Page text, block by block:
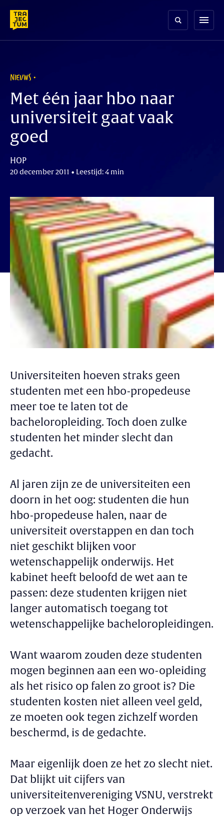
content
menu
NIEUWS
Met één jaar hbo naar
universiteit gaat vaak
goed
HOP
20 december 2011 • Leestijd: 4 min
Universiteiten hoeven straks geen
studenten met een hbo-propedeuse
meer toe te laten tot de
bacheloropleiding. Toch doen zulke
studenten het minder slecht dan
gedacht.
Al jaren zijn ze de universiteiten een
doorn in het oog: studenten die hun
hbo-propedeuse halen, naar de
universiteit overstappen en dan toch
niet geschikt blijken voor
wetenschappelijk onderwijs. Het
kabinet heeft beloofd de wet aan te
passen: deze studenten krijgen niet
langer automatisch toegang tot
wetenschappelijke bacheloropleidingen.
Want waarom zouden deze studenten
mogen beginnen aan een wo-opleiding
als het risico op falen zo groot is? Die
studenten kosten niet alleen veel geld,
ze moeten ook tegen zichzelf worden
beschermd, is de gedachte.
Maar eigenlijk doen ze het zo slecht niet.
Dat blijkt uit cijfers van
universiteitenvereniging VSNU, verstrekt
op verzoek van het Hoger Onderwijs